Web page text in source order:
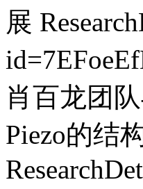
展
肖百龙团
Piezo的结